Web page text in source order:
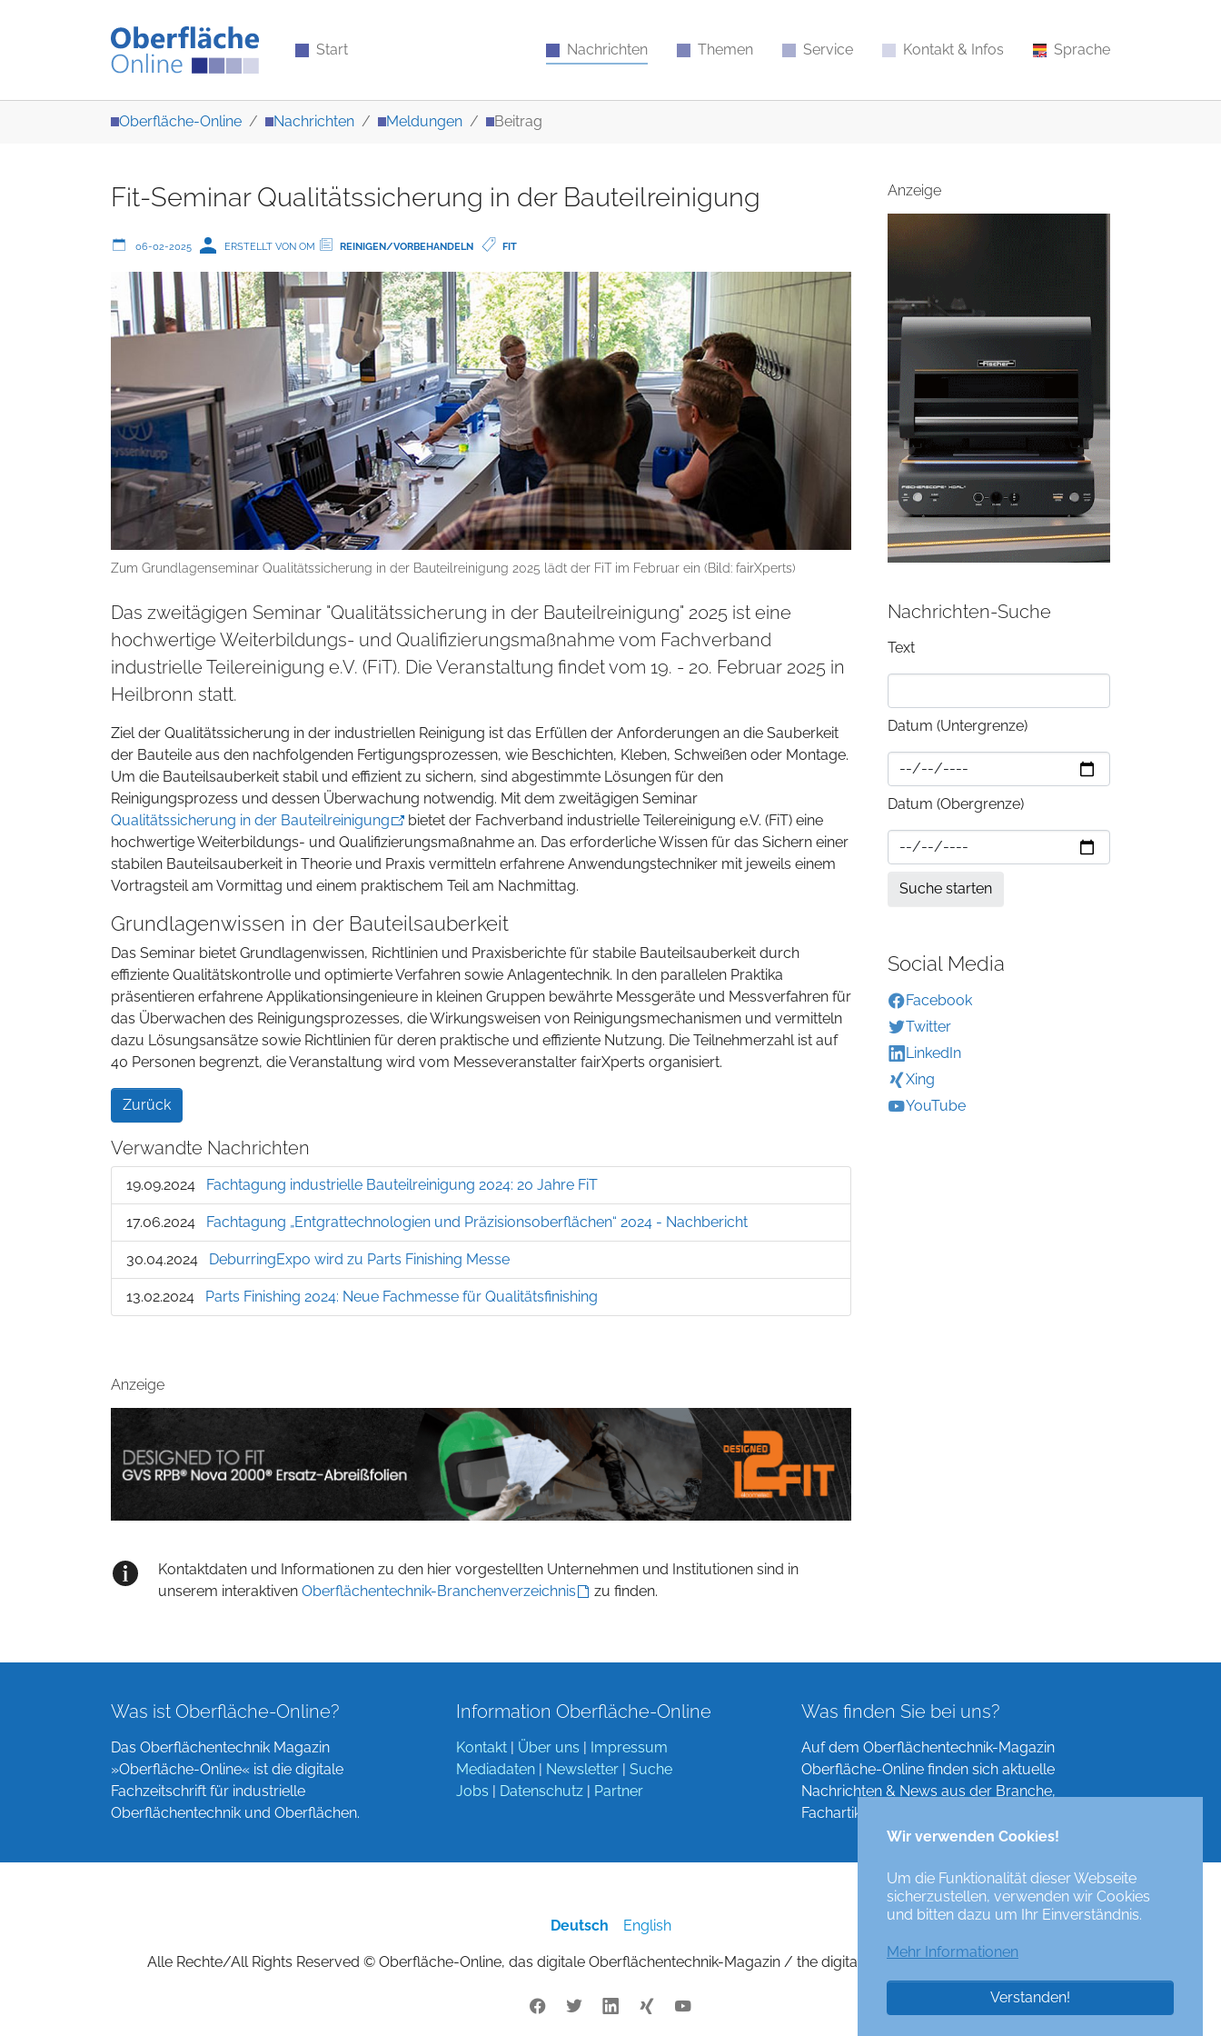
Wir verwenden Cookies!
Um die Funktionalität dieser Webseite
sicherzustellen, verwenden wir Cookies
und bitten dazu um Ihr Einverständnis.
Mehr Informationen
Verstanden!
Start Nachrichten Themen Service Kontakt & Infos Sprache
Oberfläche-Online Nachrichten Meldungen Beitrag
Fit-Seminar Qualitätssicherung in der Bauteilreinigung
06-02-2025 ERSTELLT VON OM REINIGEN/VORBEHANDELN FIT
Zum Grundlagenseminar Qualitätssicherung in der Bauteilreinigung 2025 lädt der FiT im Februar ein (Bild: fairXperts)
Das zweitägigen Seminar "Qualitätssicherung in der Bauteilreinigung" 2025 ist eine
hochwertige Weiterbildungs- und Qualifizierungsmaßnahme vom Fachverband
industrielle Teilereinigung e.V. (FiT). Die Veranstaltung findet vom 19. - 20. Februar 2025 in
Heilbronn statt.
Ziel der Qualitätssicherung in der industriellen Reinigung ist das Erfüllen der Anforderungen an die Sauberkeit
der Bauteile aus den nachfolgenden Fertigungsprozessen, wie Beschichten, Kleben, Schweißen oder Montage.
Um die Bauteilsauberkeit stabil und effizient zu sichern, sind abgestimmte Lösungen für den
Reinigungsprozess und dessen Überwachung notwendig. Mit dem zweitägigen Seminar
Qualitätssicherung in der Bauteilreinigung
bietet der Fachverband industrielle Teilereinigung e.V. (FiT) eine
hochwertige Weiterbildungs- und Qualifizierungsmaßnahme an. Das erforderliche Wissen für das Sichern einer
stabilen Bauteilsauberkeit in Theorie und Praxis vermitteln erfahrene Anwendungstechniker mit jeweils einem
Vortragsteil am Vormittag und einem praktischem Teil am Nachmittag.
Grundlagenwissen in der Bauteilsauberkeit
Das Seminar bietet Grundlagenwissen, Richtlinien und Praxisberichte für stabile Bauteilsauberkeit durch
effiziente Qualitätskontrolle und optimierte Verfahren sowie Anlagentechnik. In den parallelen Praktika
präsentieren erfahrene Applikationsingenieure in kleinen Gruppen bewährte Messgeräte und Messverfahren für
das Überwachen des Reinigungsprozesses, die Wirkungsweisen von Reinigungsmechanismen und vermitteln
dazu Lösungsansätze sowie Richtlinien für deren praktische und effiziente Nutzung. Die Teilnehmerzahl ist auf
40 Personen begrenzt, die Veranstaltung wird vom Messeveranstalter fairXperts organisiert.
Zurück
Verwandte Nachrichten
19.09.2024 Fachtagung industrielle Bauteilreinigung 2024: 20 Jahre FiT
17.06.2024 Fachtagung „Entgrattechnologien und Präzisionsoberflächen“ 2024 - Nachbericht
30.04.2024 DeburringExpo wird zu Parts Finishing Messe
13.02.2024 Parts Finishing 2024: Neue Fachmesse für Qualitätsfinishing
Anzeige
Kontaktdaten und Informationen zu den hier vorgestellten Unternehmen und Institutionen sind in
unserem interaktiven Oberflächentechnik-Branchenverzeichnis zu finden.
Anzeige
Nachrichten-Suche
Text
Datum (Untergrenze)
Datum (Obergrenze)
Social Media
Facebook
Twitter
LinkedIn
Xing
YouTube
Was ist Oberfläche-Online?
Das Oberflächentechnik Magazin
»Oberfläche-Online« ist die digitale
Fachzeitschrift für industrielle
Oberflächentechnik und Oberflächen.
Information Oberfläche-Online
Kontakt Über uns
Impressum
Mediadaten
Newsletter
Suche
Jobs
Datenschutz Partner
Was finden Sie bei uns?
Auf dem Oberflächentechnik-Magazin
Oberfläche-Online finden sich aktuelle
Nachrichten & News aus der Branche,
Fachartikel, Verzeichnisse und mehr!
Deutsch English
Alle Rechte/All Rights Reserved © Oberfläche-Online, das digitale Oberflächentechnik-Magazin / the digital surface technologies magazine